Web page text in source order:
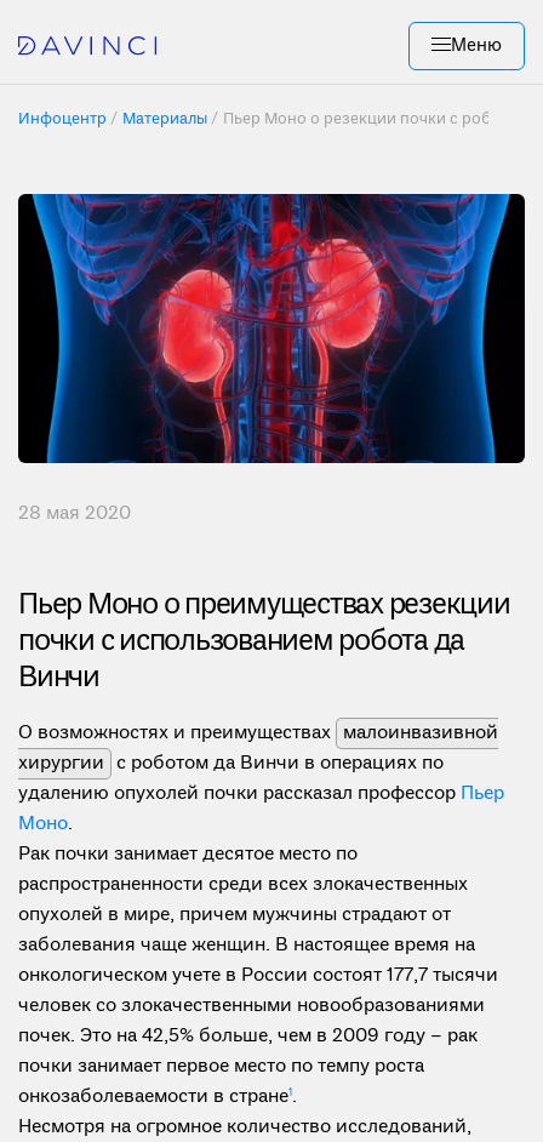
Меню
Инфоцентр Материалы Пьер Моно о резекции почки с роботом
28 мая 2020
Пьер Моно о преимуществах резекции
почки с использованием робота да
Винчи
О возможностях и преимуществах малоинвазивной
хирургии с роботом да Винчи в операциях по
удалению опухолей почки рассказал профессор Пьер
Моно.
Рак почки занимает десятое место по
распространенности среди всех злокачественных
опухолей в мире, причем мужчины страдают от
заболевания чаще женщин. В настоящее время на
онкологическом учете в России состоят 177,7 тысячи
человек со злокачественными новообразованиями
почек. Это на 42,5% больше, чем в 2009 году – рак
почки занимает первое место по темпу роста
онкозаболеваемости в стране1.
Несмотря на огромное количество исследований,